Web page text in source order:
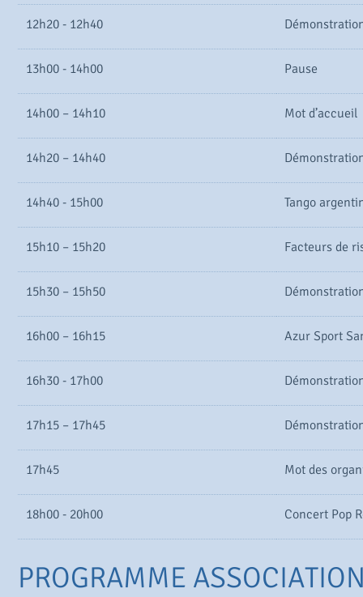
12h20 - 12h40
13h00 - 14h00 Pause
14h00 – 14h10 Mot d’accueil
14h20 – 14h40
14h40 - 15h00 Tango
15h10 – 15h20 Facteurs de
15h30 – 15h50
16h00 – 16h15 Azur Sport
16h30 - 17h00
17h15 – 17h45
17h45 Mot des
18h00 - 20h00 Concert Pop
PROGRAMME